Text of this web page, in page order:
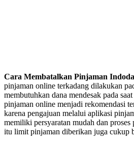
Cara Membatalkan Pinjaman
pinjaman online terkadang dilakukan
membutuhkan dana mendesak pada
pinjaman online menjadi rekomendasi
karena pengajuan melalui aplikasi
memiliki persyaratan mudah dan
itu limit pinjaman diberikan juga cukup